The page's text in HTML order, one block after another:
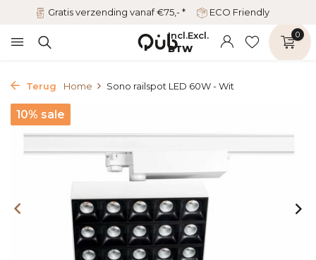
Gratis verzending vanaf €75,- * ECO Friendly
Incl.Excl.
BTW
0
Terug Home Sono railspot LED 60W - Wit
10% sale